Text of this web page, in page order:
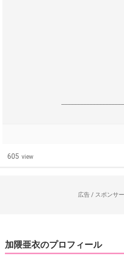
605 view
広告 / スポンサ
加隈亜衣のプロフィール